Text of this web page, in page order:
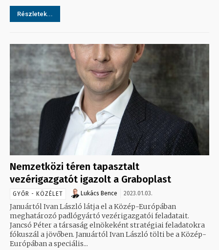
Részletek...
Nemzetközi téren tapasztalt
vezérigazgatót igazolt a Graboplast
GYŐR - KÖZÉLET Lukács Bence 2023.01.03.
Januártól Ivan László látja el a Közép-Európában
meghatározó padlógyártó vezérigazgatói feladatait.
Jancsó Péter a társaság elnökeként stratégiai feladatokra
fókuszál a jövőben. Januártól Ivan László tölti be a Közép-
Európában a speciális...